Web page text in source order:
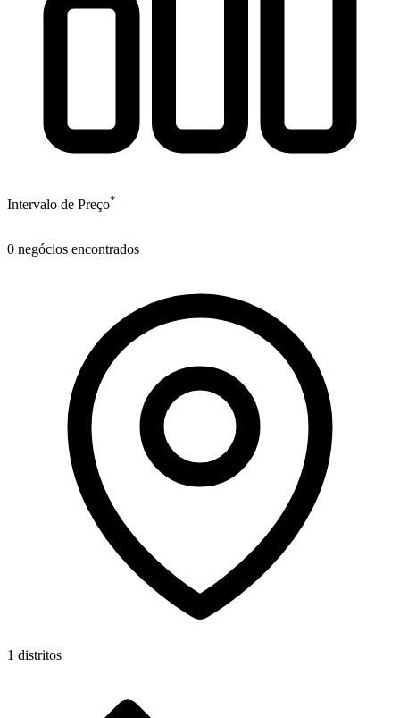
Intervalo de Preço*
0 negócios encontrados
1 distritos